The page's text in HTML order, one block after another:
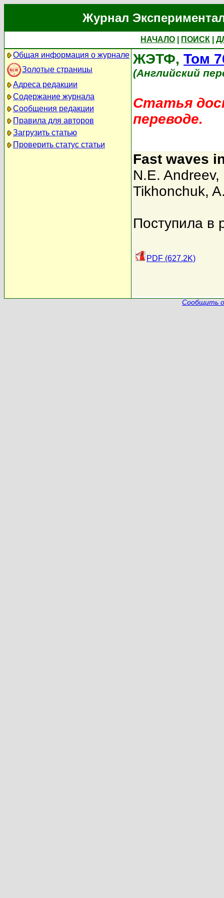
Журнал
НАЧАЛО ПОИСК
Общая информация о журнале
Золотые страницы
Адреса редакции
Содержание журнала
Сообщения редакции
Правила для авторов
Загрузить статью
Проверить статус статьи
ЖЭТФ, Том
(Английский
Статья
переводе.
Fast waves
N.E. Andreev,
Tikhonchuk,
Поступила в
PDF (627.2K)
Сообщить о